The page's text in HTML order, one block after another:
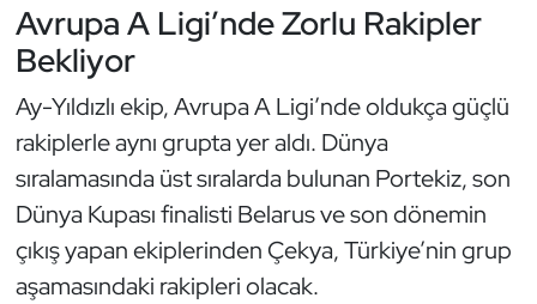
Avrupa A Ligi’nde Zorlu Rakipler
Bekliyor
Ay-Yıldızlı ekip, Avrupa A Ligi’nde oldukça güçlü
rakiplerle aynı grupta yer aldı. Dünya
sıralamasında üst sıralarda bulunan Portekiz, son
Dünya Kupası finalisti Belarus ve son dönemin
çıkış yapan ekiplerinden Çekya, Türkiye’nin grup
aşamasındaki rakipleri olacak.
Modern Pentatlon
Motor Sporları
Muay Thai
Okçuluk
Optimist